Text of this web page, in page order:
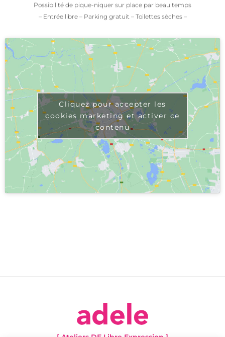
Possibilité de pique-niquer sur place par beau temps
– Entrée libre – Parking gratuit – Toilettes sèches –
Cliquez pour accepter les
cookies marketing et activer ce
contenu